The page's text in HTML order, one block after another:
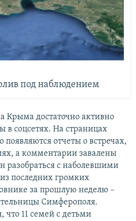
под наблюдением
Крыма достаточно активно
в соцсетях. На страницах
появляются отчеты о встречах,
а комментарии завалены
разобраться с наболевшими
последних громких
за прошлую неделю –
Симферополя.
11 семей с детьми